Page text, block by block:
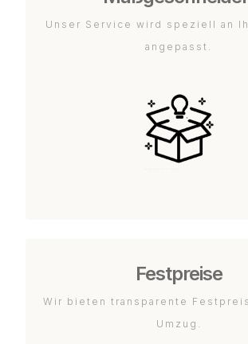
Unser Service wird speziell an
angepasst.
Festpreise
Wir bieten transparente
Umzug.